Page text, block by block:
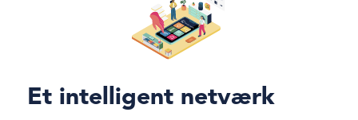
Et intelligent netværk